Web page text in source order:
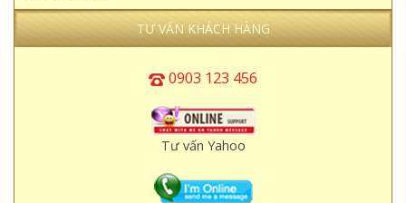
TƯ VẤN KHÁCH HÀNG
0903 123 456
Tư vấn Yahoo